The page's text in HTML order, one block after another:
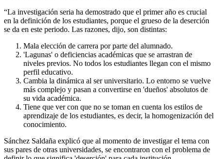
“La investigación seria ha demostrado que el primer año es crucial
en la definición de los estudiantes, porque el grueso de la deserción
se da en este periodo. Las razones, dijo, son distintas:
Mala elección de carrera por parte del alumnado.
'Lagunas' o deficiencias académicas que se arrastran de
niveles previos. No todos los estudiantes llegan con el mismo
perfil educativo.
Cambia la dinámica al ser universitario. Lo entorno se vuelve
más complejo y pasan a convertirse en 'dueños' absolutos de
su vida académica.
Tiene que ver con que no se toman en cuenta los estilos de
aprendizaje de los estudiantes, es decir, la homogenización del
conocimiento.
Sánchez Saldaña explicó que al momento de investigar el tema con
sus pares de otras universidades, se encontraron con el problema de